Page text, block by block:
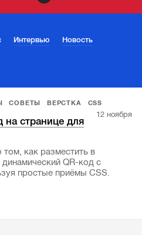
Интервью Новость
СОВЕТЫ ВЕРСТКА CSS
12 ноября
на странице для
том, как разместить в
QR-код с
простые приёмы CSS.